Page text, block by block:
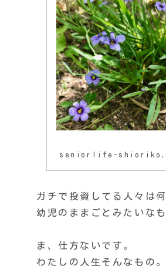
seniorlife-
ガチで投資してる人々は
幼児のままごとみたいな
ま、仕方ないです。
わたしの人生そんなもの。